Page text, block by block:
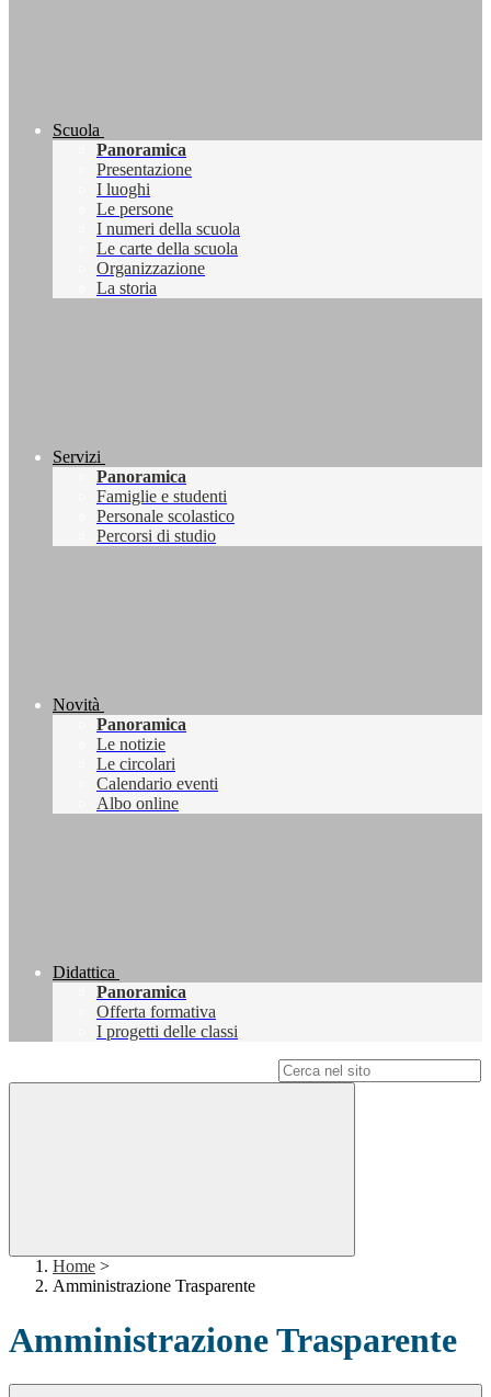
Scuola
Panoramica
Presentazione
I luoghi
Le persone
I numeri della scuola
Le carte della scuola
Organizzazione
La storia
Servizi
Panoramica
Famiglie e studenti
Personale scolastico
Percorsi di studio
Novità
Panoramica
Le notizie
Le circolari
Calendario eventi
Albo online
Didattica
Panoramica
Offerta formativa
I progetti delle classi
Home >
Amministrazione Trasparente
Amministrazione Trasparente